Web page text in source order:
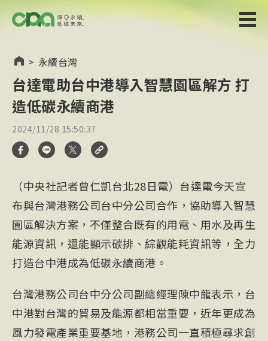
> 永續台灣
台達電助台中港導入智慧園區解方 打
造低碳永續商港
2024/11/28 15:50:37
（中央社記者曾仁凱台北28日電）台達電今天宣
布與台灣港務公司台中分公司合作，協助導入智慧
園區解決方案，不僅整合既有的用電、用水及再生
能源資訊，還能顯示碳排、綜觀能耗資訊等，全力
打造台中港成為低碳永續商港。
台灣港務公司台中分公司副總經理陳中龍表示，台
中港對台灣的貿易及能源都相當重要，近年更成為
風力發電產業重要基地，港務公司一直積極尋求創